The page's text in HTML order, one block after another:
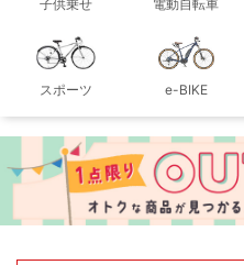
子供乗せ 電動自転車
スポーツ e-BIKE